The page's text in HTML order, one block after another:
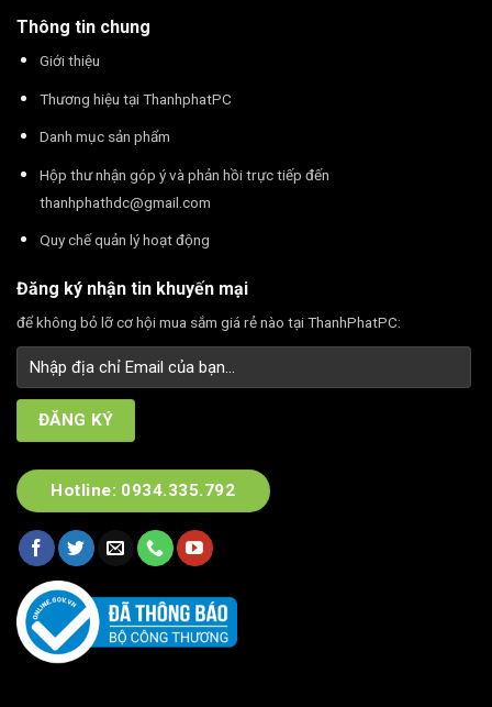
Thông tin chung
Giới thiệu
Thương hiệu tại ThanhphatPC
Danh mục sản phẩm
Hộp thư nhận góp ý và phản hồi trực tiếp đến
thanhphathdc@gmail.com
Quy chế quản lý hoạt động
Đăng ký nhận tin khuyến mại
để không bỏ lỡ cơ hội mua sắm giá rẻ nào tại ThanhPhatPC:
Hotline: 0934.335.792